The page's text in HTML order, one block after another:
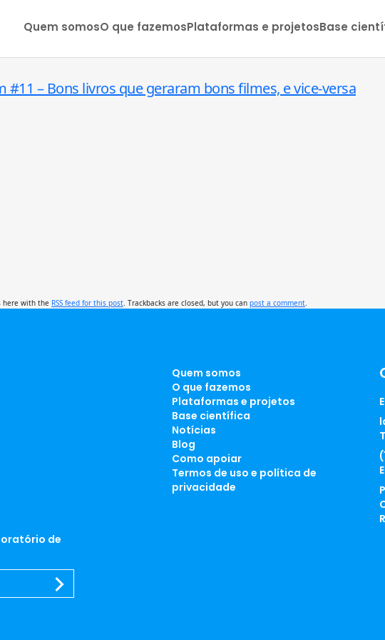
Quem somosO que fazemosPlataformas e projetosBase
#11 – Bons livros que geraram bons filmes, e vice-versa
here with the RSS feed for this post . Trackbacks are closed, but you can post a comment
de
Quem somos
O que fazemos
Plataformas e projetos
Base científica
Notícias
Blog
Como apoiar
Termos de uso e política de
privacidade